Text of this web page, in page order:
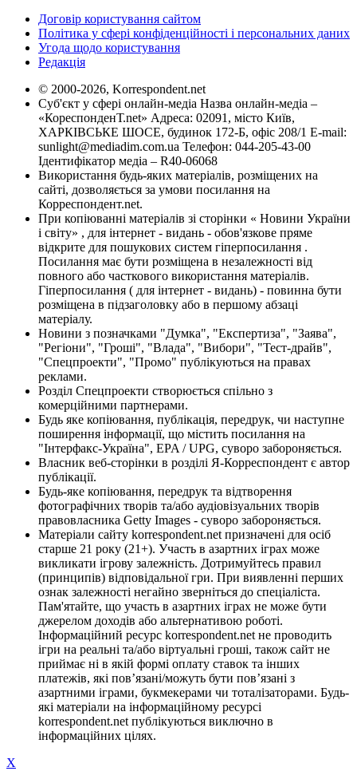
Договір користування сайтом
Політика у сфері конфіденційності і персональних даних
Угода щодо користування
Редакція
© 2000-2026, Korrespondent.net
Суб'єкт у сфері онлайн-медіа Назва онлайн-медіа –
«КореспонденТ.net» Адреса: 02091, місто Київ,
ХАРКІВСЬКЕ ШОСЕ, будинок 172-Б, офіс 208/1 E-mail:
sunlight@mediadim.com.ua Телефон: 044-205-43-00
Ідентифікатор медіа – R40-06068
Використання будь-яких матеріалів, розміщених на
сайті, дозволяється за умови посилання на
Корреспондент.net.
При копіюванні матеріалів зі сторінки « Новини України
і світу» , для інтернет - видань - обов'язкове пряме
відкрите для пошукових систем гіперпосилання .
Посилання має бути розміщена в незалежності від
повного або часткового використання матеріалів.
Гіперпосилання ( для інтернет - видань) - повинна бути
розміщена в підзаголовку або в першому абзаці
матеріалу.
Новини з позначками "Думка", "Експертиза", "Заява",
"Регіони", "Гроші", "Влада", "Вибори", "Тест-драйв",
"Спецпроекти", "Промо" публікуються на правах
реклами.
Розділ Спецпроекти створюється спільно з
комерційними партнерами.
Будь яке копіювання, публікація, передрук, чи наступне
поширення інформації, що містить посилання на
"Інтерфакс-Україна", EPA / UPG, суворо забороняється.
Власник веб-сторінки в розділі Я-Корреспондент є автор
публікації.
Будь-яке копіювання, передрук та відтворення
фотографічних творів та/або аудіовізуальних творів
правовласника Getty Images - суворо забороняється.
Матеріали сайту korrespondent.net призначені для осіб
старше 21 року (21+). Участь в азартних іграх може
викликати ігрову залежність. Дотримуйтесь правил
(принципів) відповідальної гри. При виявленні перших
ознак залежності негайно зверніться до спеціаліста.
Пам'ятайте, що участь в азартних іграх не може бути
джерелом доходів або альтернативою роботі.
Інформаційний ресурс korrespondent.net не проводить
ігри на реальні та/або віртуальні гроші, також сайт не
приймає ні в якій формі оплату ставок та інших
платежів, які пов’язані/можуть бути пов’язані з
азартними іграми, букмекерами чи тоталізаторами. Будь-
які матеріали на інформаційному ресурсі
korrespondent.net публікуються виключно в
інформаційних цілях.
X